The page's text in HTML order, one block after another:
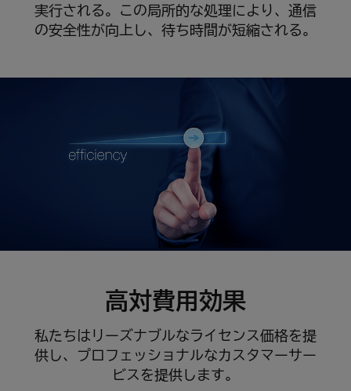
実行される。この局所的な処理により、通信
の安全性が向上し、待ち時間が短縮される。
高対費用効果
私たちはリーズナブルなライセンス価格を提
供し、プロフェッショナルなカスタマーサー
ビスを提供します。